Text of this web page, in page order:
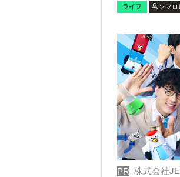
ライフ ソフロ
PR 株式会社